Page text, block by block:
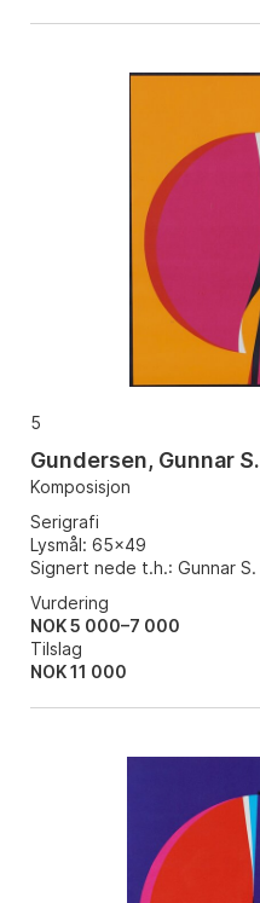
5
Gundersen, Gunnar S.
Komposisjon
Serigrafi
Lysmål: 65x49
Signert nede t.h.: Gunnar S.
Vurdering
NOK 5 000–7 000
Tilslag
NOK11 000